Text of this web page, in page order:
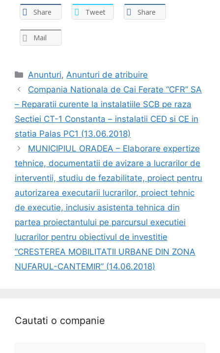
Share Tweet Share
Mail
Anunturi, Anunturi de atribuire
Compania Nationala de Cai Ferate “CFR” SA
– Reparatii curente la instalatiile SCB pe raza
Sectiei CT-1 Constanta – instalatii CED si CE in
statia Palas PC1 (13.06.2018)
MUNICIPIUL ORADEA – Elaborare expertize
tehnice, documentatii de avizare a lucrarilor de
interventii, studiu de fezabilitate, proiect pentru
autorizarea executarii lucrarilor, proiect tehnic
de executie, inclusiv asistenta tehnica din
partea proiectantului pe parcursul executiei
lucrarilor pentru obiectivul de investitie
”CRESTEREA MOBILITATII URBANE DIN ZONA
NUFARUL-CANTEMIR” (14.06.2018)
Cautati o companie